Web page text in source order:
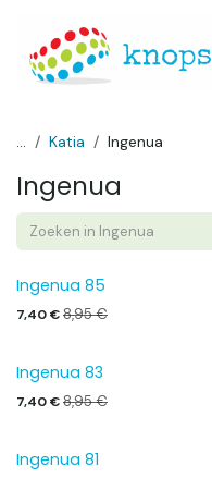
... Katia Ingenua
Ingenua
Ingenua 85
7,40€8,95€
Ingenua 83
7,40€8,95€
Ingenua 81